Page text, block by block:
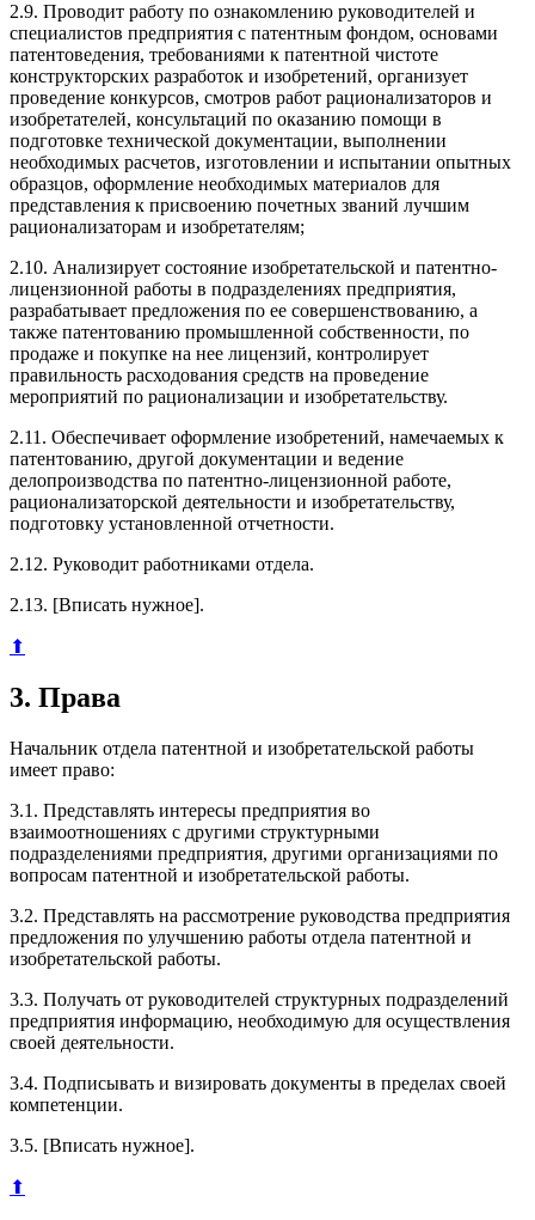
2.9. Проводит работу по ознакомлению руководителей и
специалистов предприятия с патентным фондом, основами
патентоведения, требованиями к патентной чистоте
конструкторских разработок и изобретений, организует
проведение конкурсов, смотров работ рационализаторов и
изобретателей, консультаций по оказанию помощи в
подготовке технической документации, выполнении
необходимых расчетов, изготовлении и испытании опытных
образцов, оформление необходимых материалов для
представления к присвоению почетных званий лучшим
рационализаторам и изобретателям;
2.10. Анализирует состояние изобретательской и патентно-
лицензионной работы в подразделениях предприятия,
разрабатывает предложения по ее совершенствованию, а
также патентованию промышленной собственности, по
продаже и покупке на нее лицензий, контролирует
правильность расходования средств на проведение
мероприятий по рационализации и изобретательству.
2.11. Обеспечивает оформление изобретений, намечаемых к
патентованию, другой документации и ведение
делопроизводства по патентно-лицензионной работе,
рационализаторской деятельности и изобретательству,
подготовку установленной отчетности.
2.12. Руководит работниками отдела.
2.13. [Вписать нужное].
⬆
3. Права
Начальник отдела патентной и изобретательской работы
имеет право:
3.1. Представлять интересы предприятия во
взаимоотношениях с другими структурными
подразделениями предприятия, другими организациями по
вопросам патентной и изобретательской работы.
3.2. Представлять на рассмотрение руководства предприятия
предложения по улучшению работы отдела патентной и
изобретательской работы.
3.3. Получать от руководителей структурных подразделений
предприятия информацию, необходимую для осуществления
своей деятельности.
3.4. Подписывать и визировать документы в пределах своей
компетенции.
3.5. [Вписать нужное].
⬆